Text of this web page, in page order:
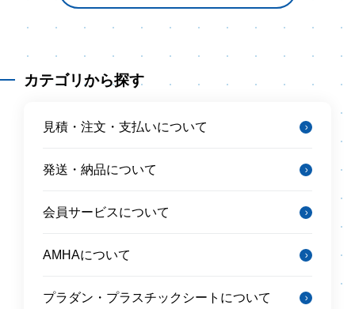
カテゴリから探す
見積・注文・支払いについて
発送・納品について
会員サービスについて
AMHAについて
プラダン・プラスチックシートについて